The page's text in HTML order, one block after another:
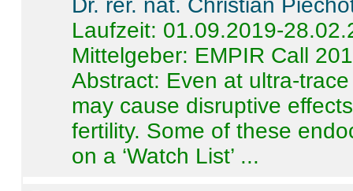
Dr. rer. nat. Christian
Laufzeit: 01.09.2019-
Mittelgeber: EMPIR Call
Abstract: Even at ultra-
may cause disruptive
fertility. Some of these
on a ‘Watch List’ ...